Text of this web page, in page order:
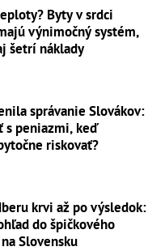
Byty v srdci
výnimočný systém,
šetrí náklady
správanie Slovákov:
s peniazmi, keď
riskovať?
krvi až po výsledok:
do špičkového
Slovensku